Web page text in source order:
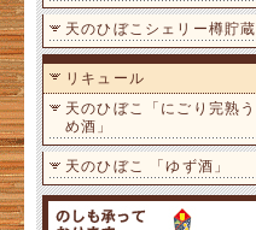
天のひぼこシェリー樽貯蔵
リキュール
天のひぼこ「にごり完熟う
め酒」
天のひぼこ 「ゆず酒」